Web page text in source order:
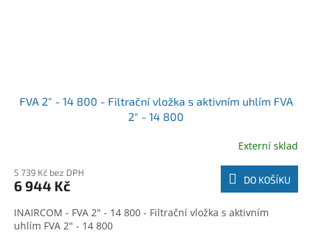
FVA 2" - 14 800 - Filtrační vložka s aktivním uhlím FVA
2" - 14 800
Externí sklad
5 739 Kč bez DPH
6 944 Kč DO KOŠÍKU
INAIRCOM - FVA 2" - 14 800 - Filtrační vložka s aktivním
uhlím FVA 2" - 14 800